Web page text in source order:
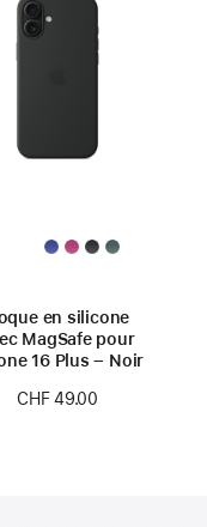
en silicone
MagSafe pour
16 Plus – Noir
CHF 49.00